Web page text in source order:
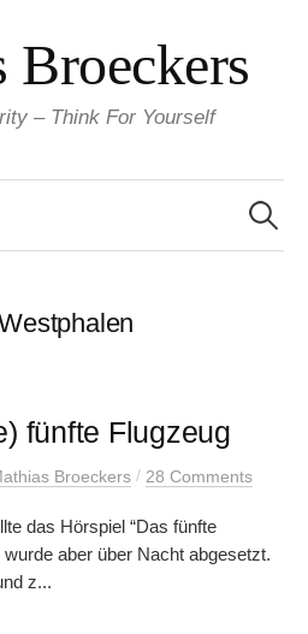
Broeckers
– Think For Yourself
for:
fünfte Flugzeug
Broeckers / 28 Comments
das Hörspiel “Das fünfte
aber über Nacht abgesetzt.
z...